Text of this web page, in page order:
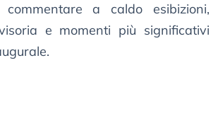
commentare a caldo esibizioni,
e momenti più significativi